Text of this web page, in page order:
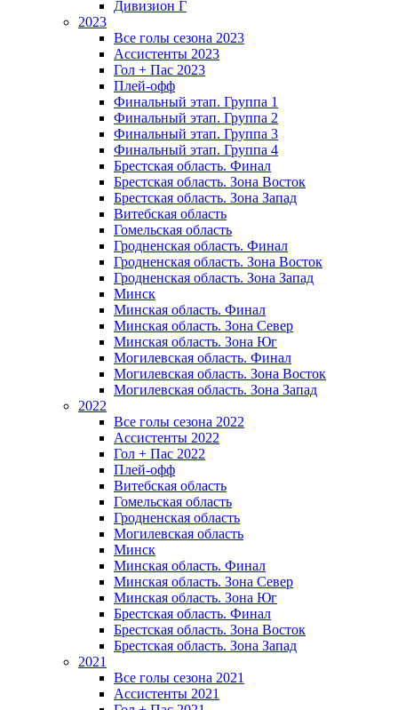
Дивизион Г
2023
Все голы сезона 2023
Ассистенты 2023
Гол + Пас 2023
Плей-офф
Финальный этап. Группа 1
Финальный этап. Группа 2
Финальный этап. Группа 3
Финальный этап. Группа 4
Брестская область. Финал
Брестская область. Зона Восток
Брестская область. Зона Запад
Витебская область
Гомельская область
Гродненская область. Финал
Гродненская область. Зона Восток
Гродненская область. Зона Запад
Минск
Минская область. Финал
Минская область. Зона Север
Минская область. Зона Юг
Могилевская область. Финал
Могилевская область. Зона Восток
Могилевская область. Зона Запад
2022
Все голы сезона 2022
Ассистенты 2022
Гол + Пас 2022
Плей-офф
Витебская область
Гомельская область
Гродненская область
Могилевская область
Минск
Mинская область. Финал
Минская область. Зона Север
Минская область. Зона Юг
Брестская область. Финал
Брестская область. Зона Восток
Брестская область. Зона Запад
2021
Все голы сезона 2021
Ассистенты 2021